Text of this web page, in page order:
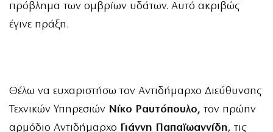
πρόβλημα των ομβρίων υδάτων. Αυτό ακριβώς
έγινε πράξη.
Θέλω να ευχαριστήσω τον Αντιδήμαρχο Διεύθυνσης
Τεχνικών Υπηρεσιών Νίκο Ραυτόπουλο, τον πρώην
αρμόδιο Αντιδήμαρχο Γιάννη Παπαϊωαννίδη, τις